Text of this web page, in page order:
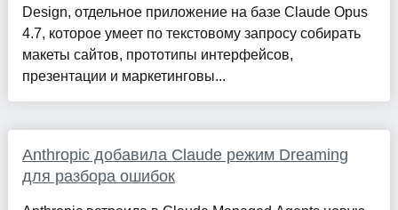
Design, отдельное приложение на базе Claude Opus
4.7, которое умеет по текстовому запросу собирать
макеты сайтов, прототипы интерфейсов,
презентации и маркетинговы...
Anthropic добавила Claude режим Dreaming
для разбора ошибок